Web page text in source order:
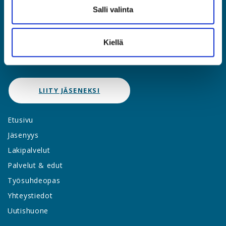
Salli valinta
Kiellä
asia@asia.fi
LIITY JÄSENEKSI
Etusivu
Jäsenyys
Lakipalvelut
Palvelut & edut
Työsuhdeopas
Yhteystiedot
Uutishuone